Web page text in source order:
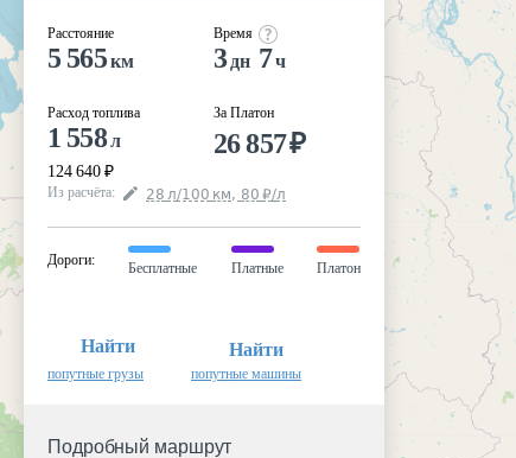
Расстояние
5 565км
Расход топлива
1 558л
124 640 ₽
Время
3 дн 7ч
За Платон
26 857₽
Из расчёта: 28 л/100 км, 80 ₽/л
Дороги:
Бесплатные Платные Платон
Найти
попутные грузы
Найти
попутные машины
Подробный маршрут